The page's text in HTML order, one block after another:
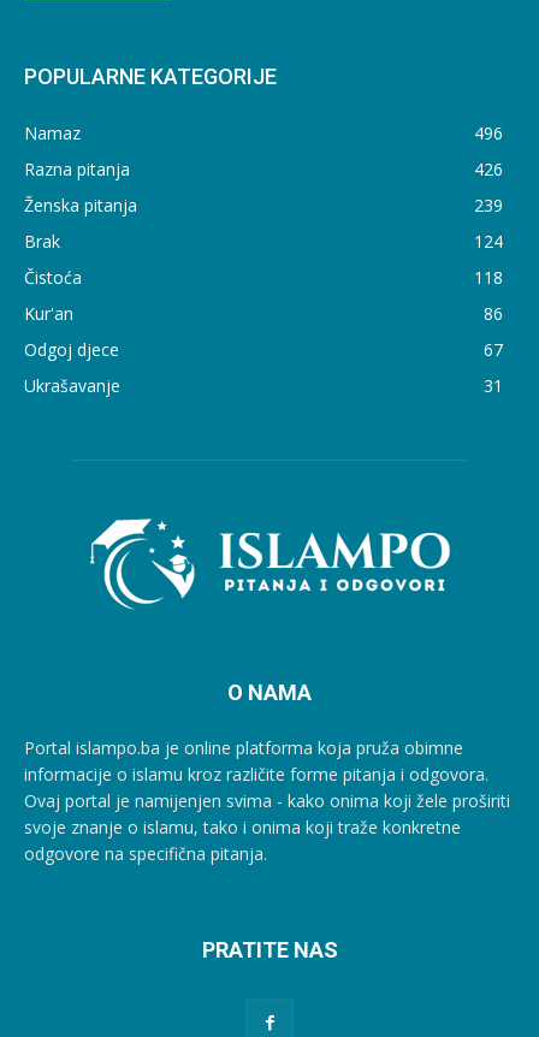
POPULARNE KATEGORIJE
Namaz
496
Razna pitanja
426
Ženska pitanja
239
Brak
124
Čistoća
118
Kur'an
86
Odgoj djece
67
Ukrašavanje
31
O NAMA
Portal islampo.ba je online platforma koja pruža obimne
informacije o islamu kroz različite forme pitanja i odgovora.
Ovaj portal je namijenjen svima - kako onima koji žele proširiti
svoje znanje o islamu, tako i onima koji traže konkretne
odgovore na specifična pitanja.
PRATITE NAS